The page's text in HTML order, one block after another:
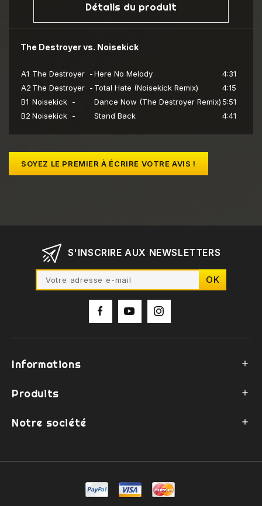
Détails du produit
The Destroyer vs. Noisekick
A1 The Destroyer -Here No Melody
4:31
A2 The Destroyer - Total Hate (Noisekick Remix)
4:15
B1 Noisekick - Dance Now (The Destroyer Remix) 5:51
B2 Noisekick - Stand Back 4:41
SOYEZ LE PREMIER À ÉCRIRE VOTRE AVIS !
S'INSCRIRE AUX NEWSLETTERS
Informations 
Produits 
Notre société 